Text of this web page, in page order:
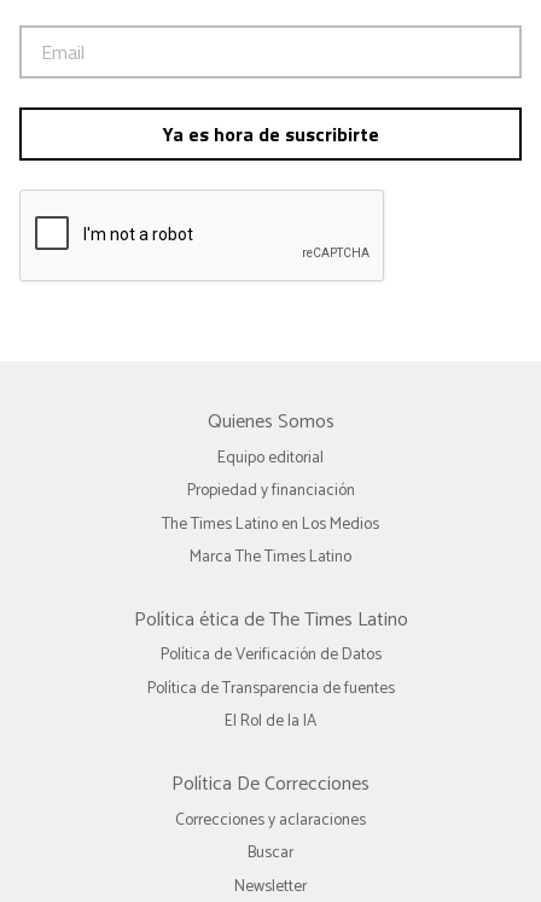
Ya es hora de suscribirte
Quienes Somos
Equipo editorial
Propiedad y financiación
The Times Latino en Los Medios
Marca The Times Latino
Política ética de The Times Latino
Política de Verificación de Datos
Política de Transparencia de fuentes
El Rol de la IA
Política De Correcciones
Correcciones y aclaraciones
Buscar
Newsletter